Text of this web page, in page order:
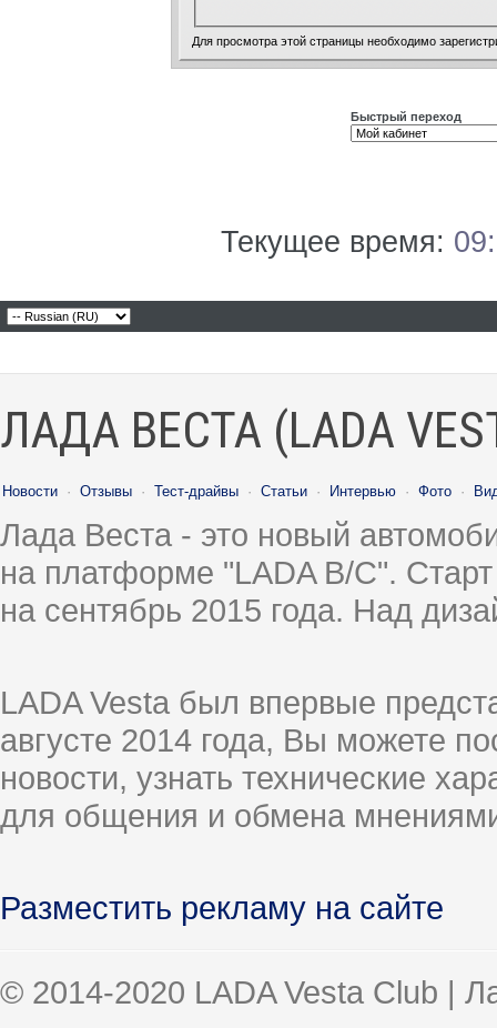
Для просмотра этой страницы необходимо
Быстрый переход
Текущее время:
ЛАДА ВЕСТА (LADA
Новости · Отзывы · Тест-драйвы · Статьи · Интервью · Фото ·
Лада Веста - это новый
на платформе "LADA B/C".
на сентябрь 2015 года. Над
LADA Vesta был впервые
августе 2014 года, Вы можете
новости, узнать технические
для общения и обмена
Разместить рекламу на сайте
© 2014-2020 LADA Vesta Club |